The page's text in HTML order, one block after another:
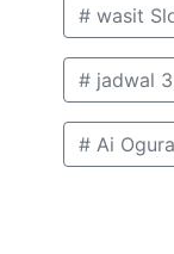
# wasit
# jadwal
# Ai Ogura